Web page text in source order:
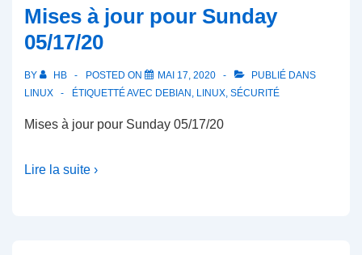
mode
text
avec
JavaScript
Mises à jour pour Sunday
05/17/20
BY HB POSTED ON MAI 17, 2020
PUBLIÉ DANS
LINUX
ÉTIQUETTÉ AVEC DEBIAN , LINUX, SÉCURITÉ
Mises à jour pour Sunday 05/17/20
Lire la suite ›